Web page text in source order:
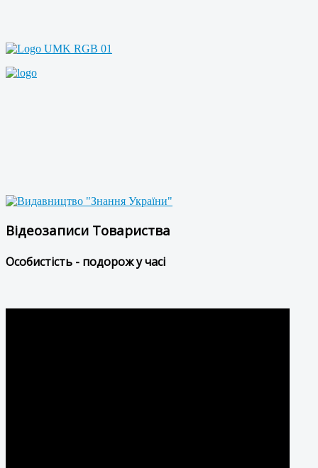
Відеозаписи Товариства
Особистість - подорож у часі